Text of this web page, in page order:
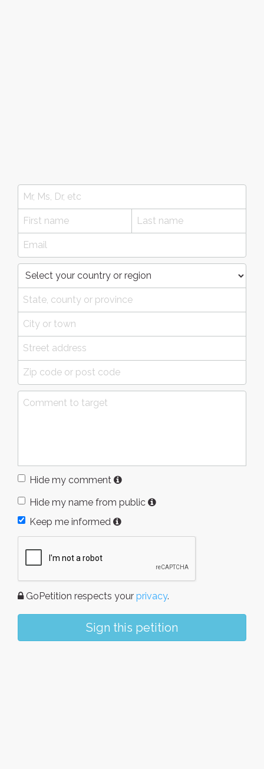
Hide my comment
Hide my name from public
Keep me informed
GoPetition respects your privacy.
Sign this petition